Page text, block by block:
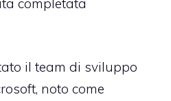
completata
il team di sviluppo
noto come